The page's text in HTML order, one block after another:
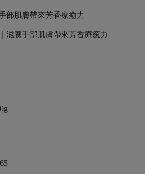
部肌膚帶來芳香療癒力
滋養手部肌膚帶來芳香療癒力